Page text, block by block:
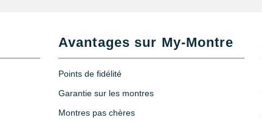
Avantages sur My-Montre
Points de fidélité
Garantie sur les montres
Montres pas chères